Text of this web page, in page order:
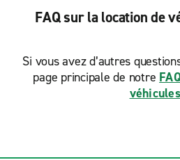
FAQ sur la location de
Si vous avez d’autres
page principale de notre
véhicules